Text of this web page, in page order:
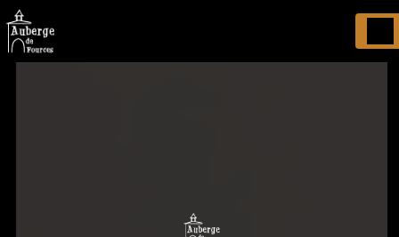
Panneau de gestion des cookies